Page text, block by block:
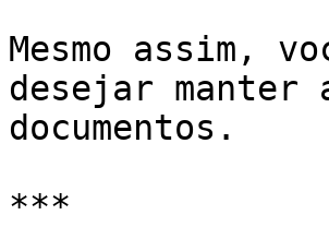
Mesmo assim,
desejar manter
documentos.
***